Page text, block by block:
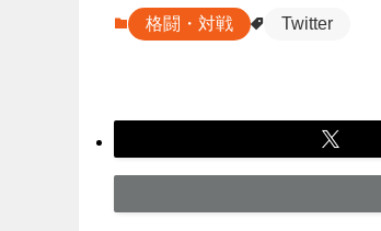
格闘・対戦 Twitter